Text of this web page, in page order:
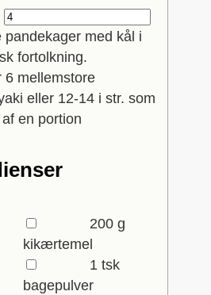
pandekager med kål i
fortolkning.
6 mellemstore
eller 12-14 i str. som
en portion
200 g
kikærtemel
1 tsk
bagepulver